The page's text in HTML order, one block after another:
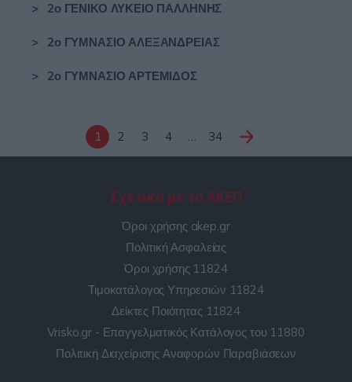
> 2ο ΓΕΝΙΚΟ ΛΥΚΕΙΟ ΠΑΛΛΗΝΗΣ
> 2ο ΓΥΜΝΑΣΙΟ ΑΛΕΞΑΝΔΡΕΙΑΣ
> 2ο ΓΥΜΝΑΣΙΟ ΑΡΤΕΜΙΔΟΣ
1 2 3 4 … 34
Σχετικά με το ΑΚΕΠ
Όροι χρήσης akep.gr
Πολιτική Ασφαλείας
Όροι χρήσης 11824
Τιμοκατάλογος Υπηρεσιών 11824
Δείκτες Ποιότητας 11824
Vrisko.gr - Επαγγελματικός Κατάλογος του 11880
Πολιτική Διαχείρισης Αναφορών Παραβιάσεων